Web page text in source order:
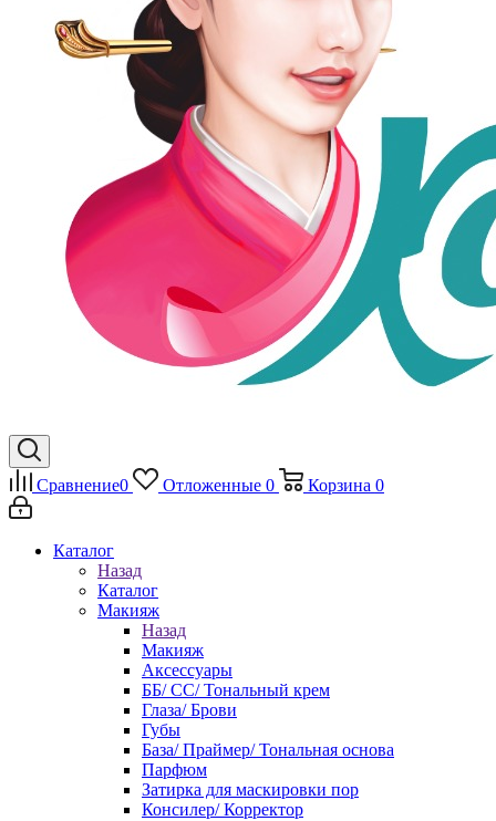
Сравнение0 Отложенные 0 Корзина 0
Каталог
Назад
Каталог
Макияж
Назад
Макияж
Аксессуары
ББ/ СС/ Тональный крем
Глаза/ Брови
Губы
База/ Праймер/ Тональная основа
Парфюм
Затирка для маскировки пор
Консилер/ Корректор